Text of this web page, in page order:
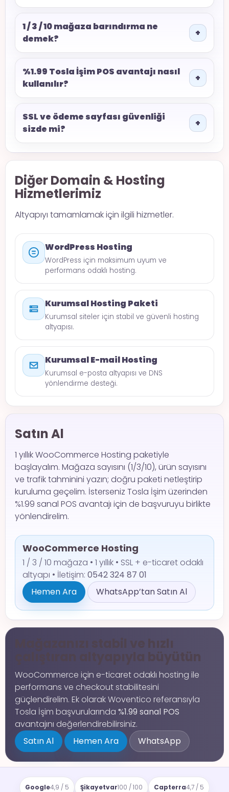
1 / 3 / 10 mağaza barındırma ne
demek?
%1.99 Tosla İşim POS avantajı nasıl
kullanılır?
SSL ve ödeme sayfası güvenliği
sizde mi?
Diğer Domain & Hosting
Hizmetlerimiz
Altyapıyı tamamlamak için ilgili hizmetler.
WordPress Hosting
WordPress için maksimum uyum ve
performans odaklı hosting.
Kurumsal Hosting Paketi
Kurumsal siteler için stabil ve güvenli hosting
altyapısı.
Kurumsal E-mail Hosting
Kurumsal e-posta altyapısı ve DNS
yönlendirme desteği.
Satın Al
1 yıllık WooCommerce Hosting paketiyle
başlayalım. Mağaza sayısını (1/3/10), ürün sayısını
ve trafik tahminini yazın; doğru paketi netleştirip
kuruluma geçelim. İsterseniz Tosla İşim üzerinden
%1.99 sanal POS avantajı için de başvuruyu birlikte
yönlendirelim.
WooCommerce Hosting
1 / 3 / 10 mağaza • 1 yıllık • SSL + e-ticaret odaklı
altyapı • İletişim: 0542 324 87 01
Hemen Ara
WhatsApp’tan Satın Al
Mağazanızı stabil ve hızlı
çalıştıran altyapıyla büyütün
WooCommerce için e-ticaret odaklı hosting ile
performans ve checkout stabilitesini
güçlendirelim. Ek olarak Woventico referansıyla
Tosla İşim başvurularında %1.99 sanal POS
avantajını değerlendirebilirsiniz.
Satın Al
Hemen Ara WhatsApp
Google4,9 / 5 Şikayetvar100 / 100 Capterra4,7 / 5